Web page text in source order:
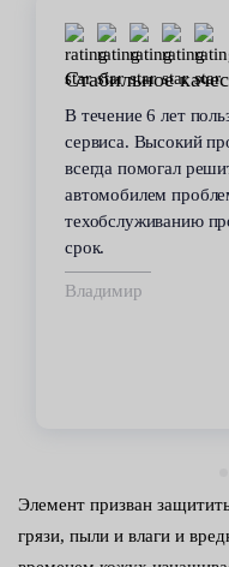
Стабильное
В течение 6 лет
сервиса. Высокий
всегда помогал
автомобилем
техобслуживанию
срок.
Владимир
Элемент призван
грязи, пыли и влаги и